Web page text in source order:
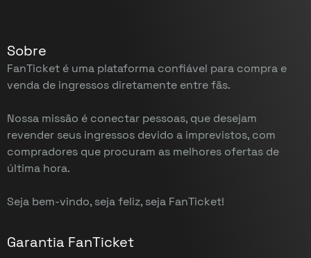
Sobre
FanTicket é uma plataforma confiável para compra e
venda de ingressos diretamente entre fãs.
Nossa missão é conectar pessoas, que desejam
revender seus ingressos devido a imprevistos, com
compradores que procuram as melhores ofertas de
última hora.
Seja bem-vindo, seja feliz, seja FanTicket!
Garantia FanTicket